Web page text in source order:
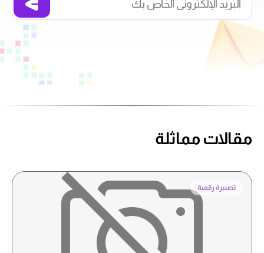
مقالات مماثلة
تصبيرة رقمية